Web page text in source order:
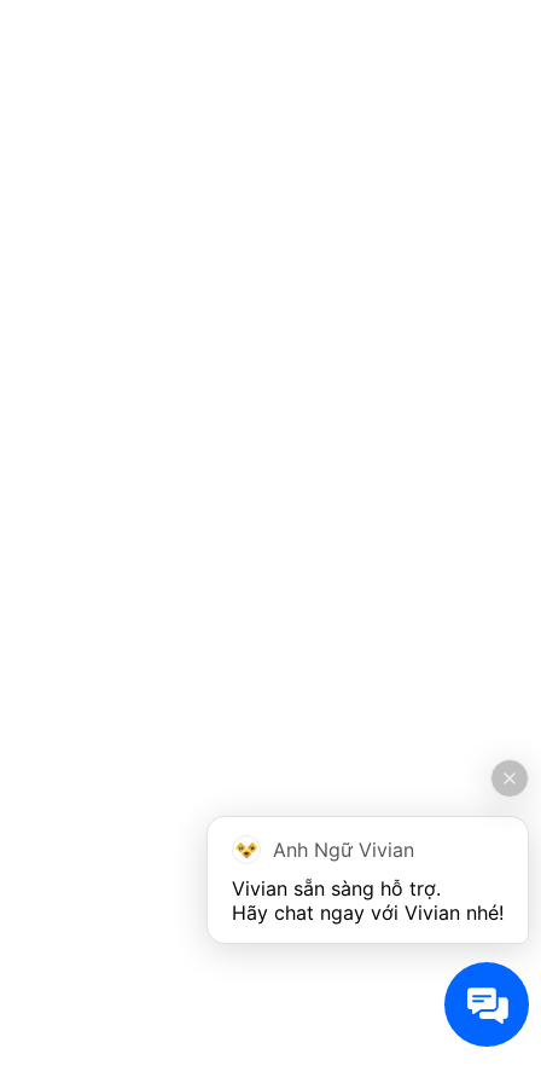
Anh Ngữ Vivian
Vivian sẵn sàng hỗ trợ.
Hãy chat ngay với Vivian nhé!